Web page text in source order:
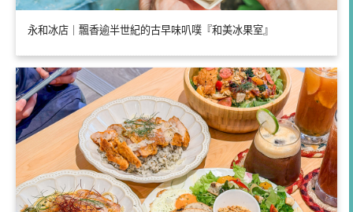
永和冰店｜飄香逾半世紀的古早味叭噗『和美冰果室』